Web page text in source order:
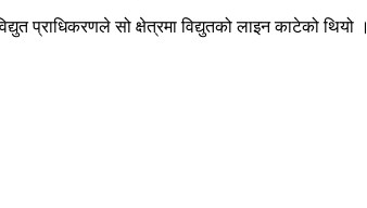
प्राधिकरणले सो क्षेत्रमा विद्युतको लाइन काटेको थियो ।